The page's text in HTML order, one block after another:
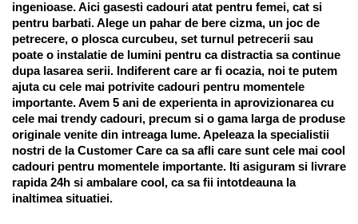
ingenioase. Aici gasesti cadouri atat pentru femei, cat si
pentru barbati. Alege un pahar de bere cizma, un joc de
petrecere, o plosca curcubeu, set turnul petrecerii sau
poate o instalatie de lumini pentru ca distractia sa continue
dupa lasarea serii. Indiferent care ar fi ocazia, noi te putem
ajuta cu cele mai potrivite cadouri pentru momentele
importante. Avem 5 ani de experienta in aprovizionarea cu
cele mai trendy cadouri, precum si o gama larga de produse
originale venite din intreaga lume. Apeleaza la specialistii
nostri de la Customer Care ca sa afli care sunt cele mai cool
cadouri pentru momentele importante. Iti asiguram si livrare
rapida 24h si ambalare cool, ca sa fii intotdeauna la
inaltimea situatiei.